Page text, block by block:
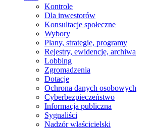
Kontrole
Dla inwestorów
Konsultacje społeczne
Wybory
Plany, strategie, programy
Rejestry, ewidencje, archiwa
Lobbing
Zgromadzenia
Dotacje
Ochrona danych osobowych
Cyberbezpieczeństwo
Informacja publiczna
Sygnaliści
Nadzór właścicielski